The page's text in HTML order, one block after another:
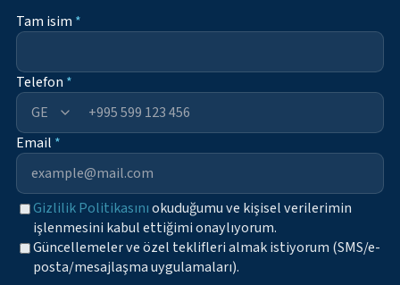
Tam isim *
Telefon *
+995
Email *
Gizlilik Politikasınıokuduğumu ve kişisel verilerimin
işlenmesini kabul ettiğimi onaylıyorum.
Güncellemeler ve özel teklifleri almak istiyorum (SMS/e-
posta/mesajlaşma uygulamaları).